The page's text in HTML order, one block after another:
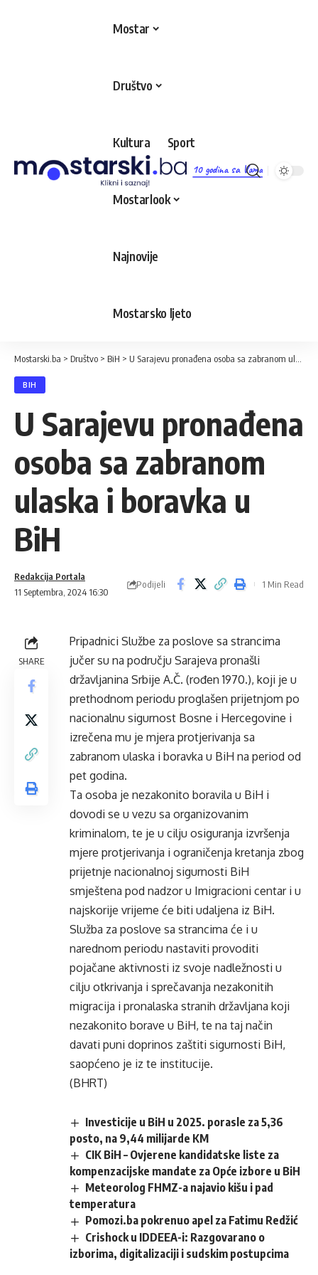
10 godina sa Vama
Mostar
Društvo
Kultura Sport
Mostarlook
Najnovije
Mostarsko ljeto
Mostarski.ba > Društvo > BiH > U Sarajevu pronađena osoba sa zabranom ulaska i boravka u BiH
BIH
U Sarajevu pronađena
osoba sa zabranom
ulaska i boravka u
BiH
11 Septembra, 2024 16:30
Redakcija Portala
Podijeli 1 Min Read
SHARE
Pripadnici Službe za poslove sa strancima
jučer su na području Sarajeva pronašli
državljanina Srbije A.Č. (rođen 1970.), koji je u
prethodnom periodu proglašen prijetnjom po
nacionalnu sigurnost Bosne i Hercegovine i
izrečena mu je mjera protjerivanja sa
zabranom ulaska i boravka u BiH na period od
pet godina.
Ta osoba je nezakonito boravila u BiH i
dovodi se u vezu sa organizovanim
kriminalom, te je u cilju osiguranja izvršenja
mjere protjerivanja i ograničenja kretanja zbog
prijetnje nacionalnoj sigurnosti BiH
smještena pod nadzor u Imigracioni centar i u
najskorije vrijeme će biti udaljena iz BiH.
Služba za poslove sa strancima će i u
narednom periodu nastaviti provoditi
pojačane aktivnosti iz svoje nadležnosti u
cilju otkrivanja i sprečavanja nezakonitih
migracija i pronalaska stranih državljana koji
nezakonito borave u BiH, te na taj način
davati puni doprinos zaštiti sigurnosti BiH,
saopćeno je iz te institucije.
(BHRT)
Investicije u BiH u 2025. porasle za 5,36
posto, na 9,44 milijarde KM
CIK BiH – Ovjerene kandidatske liste za
kompenzacijske mandate za Opće izbore u BiH
Meteorolog FHMZ-a najavio kišu i pad
temperatura
Pomozi.ba pokrenuo apel za Fatimu Redžić
Crishock u IDDEEA-i: Razgovarano o
izborima, digitalizaciji i sudskim postupcima